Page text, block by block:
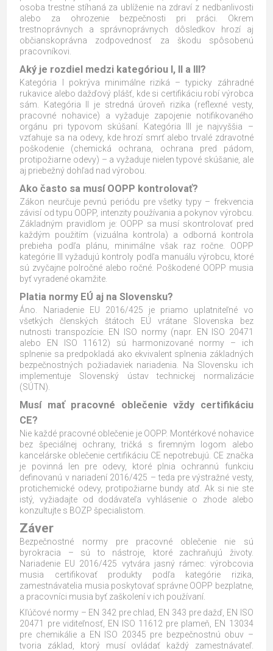
osoba trestne stíhaná za ublíženie na zdraví z nedbanlivosti
alebo za ohrozenie bezpečnosti pri práci. Okrem
trestnoprávnych a správnoprávnych dôsledkov hrozí aj
občianskoprávna zodpovednosť za škodu spôsobenú
pracovníkovi.
Aký je rozdiel medzi kategóriou I, II a III?
Kategória I pokrýva minimálne riziká – typicky záhradné
rukavice alebo dažďový plášť, kde si certifikáciu robí výrobca
sám. Kategória II je stredná úroveň rizika (reflexné vesty,
pracovné nohavice) a vyžaduje zapojenie notifikovaného
orgánu pri typovom skúšaní. Kategória III je najvyššia –
vzťahuje sa na odevy, kde hrozí smrť alebo trvalé zdravotné
poškodenie (chemická ochrana, ochrana pred pádom,
protipožiarne odevy) – a vyžaduje nielen typové skúšanie, ale
aj priebežný dohľad nad výrobou.
Ako často sa musí OOPP kontrolovať?
Zákon neurčuje pevnú periódu pre všetky typy – frekvencia
závisí od typu OOPP, intenzity používania a pokynov výrobcu.
Základným pravidlom je: OOPP sa musí skontrolovať pred
každým použitím (vizuálna kontrola) a odborná kontrola
prebieha podľa plánu, minimálne však raz ročne. OOPP
kategórie III vyžadujú kontroly podľa manuálu výrobcu, ktoré
sú zvyčajne polročné alebo ročné. Poškodené OOPP musia
byť vyradené okamžite.
Platia normy EÚ aj na Slovensku?
Áno. Nariadenie EU 2016/425 je priamo uplatniteľné vo
všetkých členských štátoch EÚ vrátane Slovenska bez
nutnosti transpozície. EN ISO normy (napr. EN ISO 20471
alebo EN ISO 11612) sú harmonizované normy – ich
splnenie sa predpokladá ako ekvivalent splnenia základných
bezpečnostných požiadaviek nariadenia. Na Slovensku ich
implementuje Slovenský ústav technickej normalizácie
(SÚTN).
Musí mať pracovné oblečenie vždy certifikáciu
CE?
Nie každé pracovné oblečenie je OOPP. Montérkové nohavice
bez špeciálnej ochrany, tričká s firemným logom alebo
kancelárske oblečenie certifikáciu CE nepotrebujú. CE značka
je povinná len pre odevy, ktoré plnia ochrannú funkciu
definovanú v nariadení 2016/425 – teda pre výstražné vesty,
protichemické odevy, protipožiarne bundy atď. Ak si nie ste
istý, vyžiadajte od dodávateľa vyhlásenie o zhode alebo
konzultujte s BOZP špecialistom.
Záver
Bezpečnostné normy pre pracovné oblečenie nie sú
byrokracia – sú to nástroje, ktoré zachraňujú životy.
Nariadenie EU 2016/425 vytvára jasný rámec: výrobcovia
musia certifikovať produkty podľa kategórie rizika,
zamestnávatelia musia poskytovať správne OOPP bezplatne,
a pracovníci musia byť zaškolení v ich používaní.
Kľúčové normy – EN 342 pre chlad, EN 343 pre dažď, EN ISO
20471 pre viditeľnosť, EN ISO 11612 pre plameň, EN 13034
pre chemikálie a EN ISO 20345 pre bezpečnostnú obuv –
tvoria základ, ktorý musí ovládať každý zamestnávateľ.